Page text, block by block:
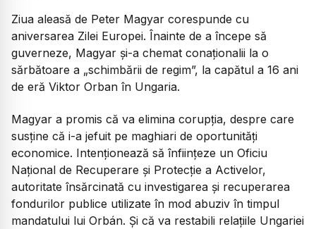
Ziua aleasă de Peter Magyar corespunde cu
aniversarea Zilei Europei. Înainte de a începe să
guverneze, Magyar și-a chemat conaționalii la o
sărbătoare a „schimbării de regim”, la capătul a 16 ani
de eră Viktor Orban în Ungaria.
Magyar a promis că va elimina corupția, despre care
susține că i-a jefuit pe maghiari de oportunități
economice. Intenționează să înființeze un Oficiu
Național de Recuperare și Protecție a Activelor,
autoritate însărcinată cu investigarea și recuperarea
fondurilor publice utilizate în mod abuziv în timpul
mandatului lui Orbán. Și că va restabili relațiile Ungariei